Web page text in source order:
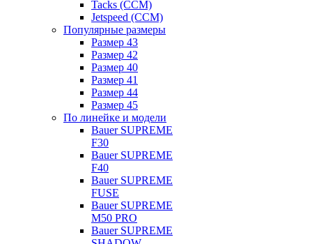
Tacks (CCM)
Jetspeed (CCM)
Популярные размеры
Размер 43
Размер 42
Размер 40
Размер 41
Размер 44
Размер 45
По линейке и модели
Bauer SUPREME
F30
Bauer SUPREME
F40
Bauer SUPREME
FUSE
Bauer SUPREME
M50 PRO
Bauer SUPREME